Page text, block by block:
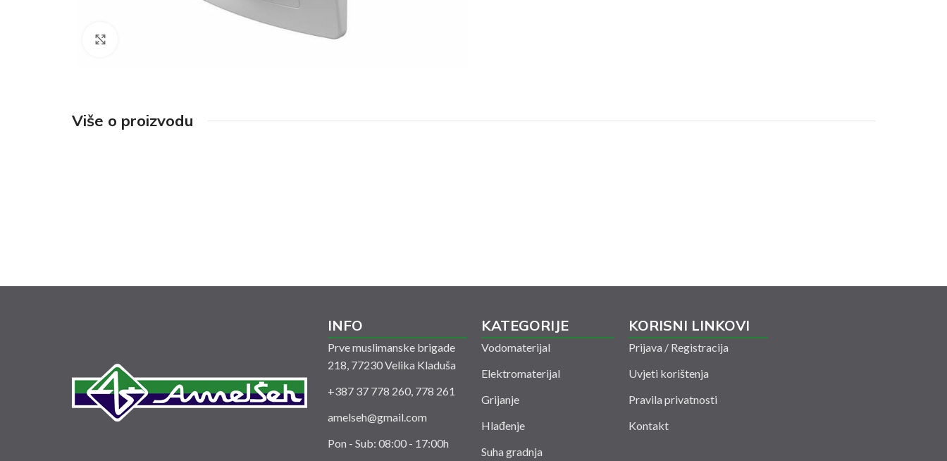
Više o proizvodu
INFO
Prve muslimanske brigade
218, 77230 Velika Kladuša
+387 37 778 260, 778 261
amelseh@gmail.com
Pon - Sub: 08:00 - 17:00h
KATEGORIJE
Vodomaterijal
Elektromaterijal
Grijanje
Hlađenje
Suha gradnja
KORISNI LINKOVI
Prijava / Registracija
Uvjeti korištenja
Pravila privatnosti
Kontakt